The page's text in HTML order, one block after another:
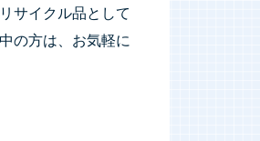
サイクル品として
の方は、お気軽に